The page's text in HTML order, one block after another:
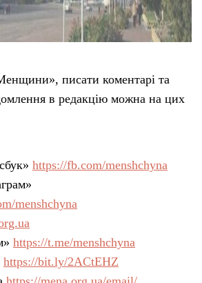
писати коментарі та
в редакцію можна на цих
https://fb.com/menshchyna
menshchyna
https://t.me/menshchyna
https://bit.ly/2ACtEHZ